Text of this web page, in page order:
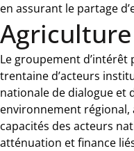
en assurant le partage
Le groupement d’intérêt
trentaine d’acteurs
nationale de dialogue et
environnement régional,
capacités des acteurs
atténuation et finance